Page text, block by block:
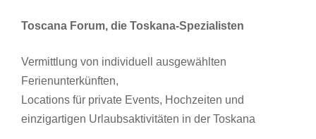
Toscana Forum, die Toskana-Spezialisten
Vermittlung von individuell ausgewählten
Ferienunterkünften,
Locations für private Events, Hochzeiten und
einzigartigen Urlaubsaktivitäten in der Toskana